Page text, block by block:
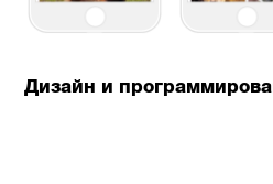
Дизайн и